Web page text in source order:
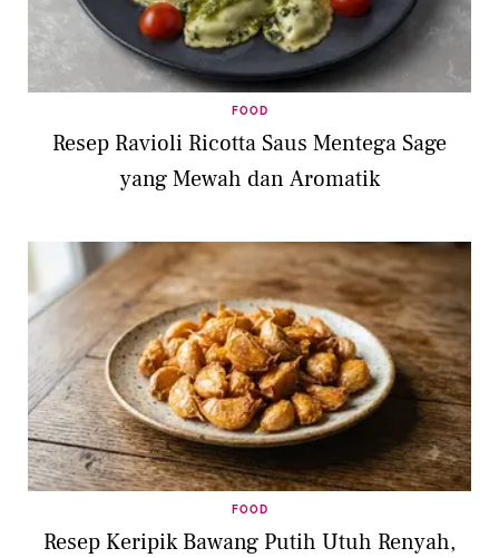
FOOD
Resep Ravioli Ricotta Saus Mentega Sage
yang Mewah dan Aromatik
FOOD
Resep Keripik Bawang Putih Utuh Renyah,